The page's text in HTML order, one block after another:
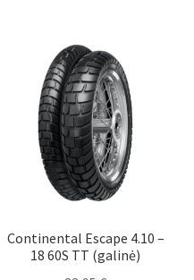
Continental Escape 4.10 –
18 60S TT (galinė)